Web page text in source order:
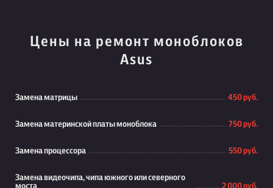
Цены на ремонт моноблоков
Asus
Замена матрицы 450 руб.
Замена материнской платы моноблока 750 руб.
Замена процессора 550 руб.
Замена видеочипа, чипа южного или северного
моста
2 000 руб.